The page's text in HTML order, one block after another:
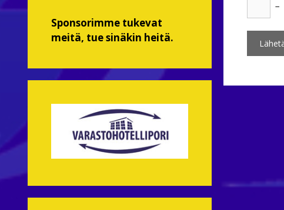
−
Sponsorimme tukevat
meitä, tue sinäkin heitä.